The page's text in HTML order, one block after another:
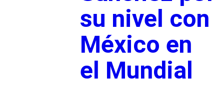
su nivel con
México en
el Mundial